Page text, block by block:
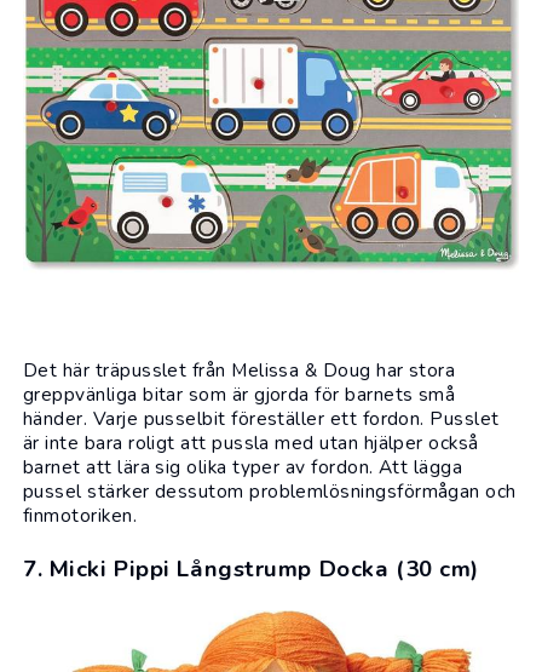
Det här träpusslet från Melissa & Doug har stora
greppvänliga bitar som är gjorda för barnets små
händer. Varje pusselbit föreställer ett fordon. Pusslet
är inte bara roligt att pussla med utan hjälper också
barnet att lära sig olika typer av fordon. Att lägga
pussel stärker dessutom problemlösningsförmågan och
finmotoriken.
7. Micki Pippi Långstrump Docka (30 cm)